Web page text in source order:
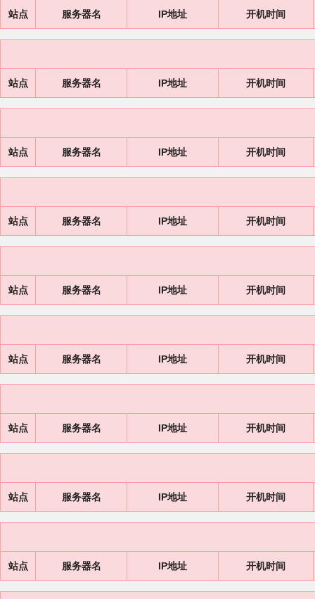
站点 服务器名 IP地址 开机时间
站点 服务器名 IP地址 开机时间
站点 服务器名 IP地址 开机时间
站点 服务器名 IP地址 开机时间
站点 服务器名 IP地址 开机时间
站点 服务器名 IP地址 开机时间
站点 服务器名 IP地址 开机时间
站点 服务器名 IP地址 开机时间
站点 服务器名 IP地址 开机时间